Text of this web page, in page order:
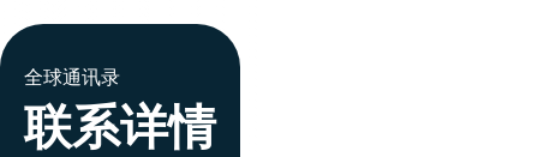
公司简介
联系我们
北美
全球通讯录
联系详情